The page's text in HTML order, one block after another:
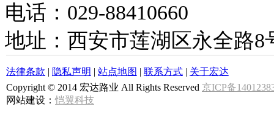
电话：029-88410660
地址：西安市莲湖区永全路8
法律条款 | 隐私声明 | 站点地图 | 联系方式 | 关于宏达
Copyright © 2014 宏达路业 All Rights Reserved 京ICP备
网站建设：恺翼科技